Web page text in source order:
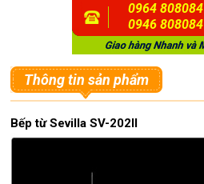
0964 808084
0946 808084
Thông tin sản phẩm
Bếp từ Sevilla SV-202II